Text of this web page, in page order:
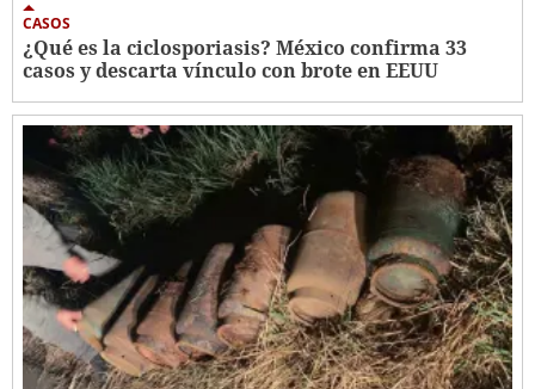
CASOS
¿Qué es la ciclosporiasis? México confirma 33
casos y descarta vínculo con brote en EEUU